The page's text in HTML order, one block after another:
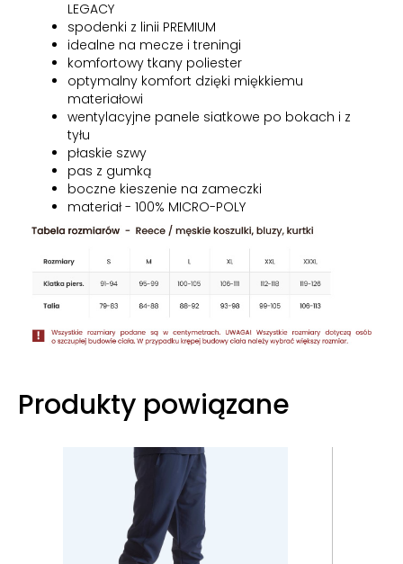
LEGACY
spodenki z linii PREMIUM
idealne na mecze i treningi
komfortowy tkany poliester
optymalny komfort dzięki miękkiemu
materiałowi
wentylacyjne panele siatkowe po bokach i z
tyłu
płaskie szwy
pas z gumką
boczne kieszenie na zameczki
materiał - 100% MICRO-POLY
Produkty powiązane